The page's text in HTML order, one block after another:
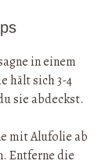
in einem
hält sich 3-4
sie abdeckst.
mit Alufolie ab
Entferne die